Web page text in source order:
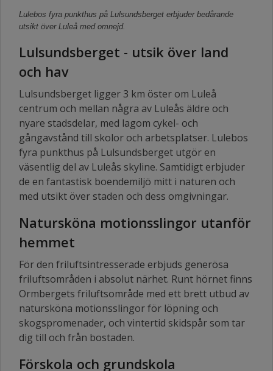
Lulebos fyra punkthus på Lulsundsberget erbjuder bedårande
utsikt över Luleå med omnejd.
Lulsundsberget - utsik över land
och hav
Lulsundsberget ligger 3 km öster om Luleå
centrum och mellan några av Luleås äldre och
nyare stadsdelar, med lagom cykel- och
gångavstånd till skolor och arbetsplatser. Lulebos
fyra punkthus på Lulsundsberget utgör en
väsentlig del av Luleås skyline. Samtidigt erbjuder
de en fantastisk boendemiljö mitt i naturen och
med utsikt över staden och dess omgivningar.
Natursköna motionsslingor utanför
hemmet
För den friluftsintresserade erbjuds generösa
friluftsområden i absolut närhet. Runt hörnet finns
Ormbergets friluftsområde med ett brett utbud av
natursköna motionsslingor för löpning och
skogspromenader, och vintertid skidspår som tar
dig till och från bostaden.
Förskola och grundskola